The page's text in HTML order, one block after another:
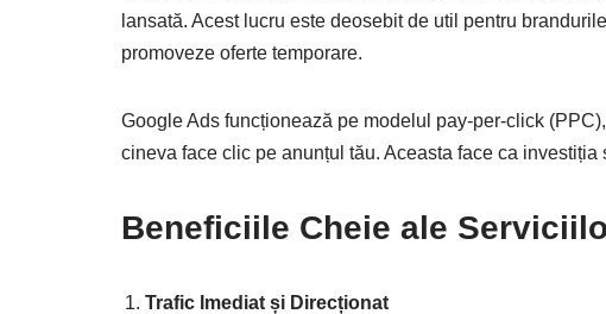
lansată. Acest lucru este deosebit de util pentru
promoveze oferte temporare.
Google Ads funcționează pe modelul pay-per-click
cineva face clic pe anunțul tău. Aceasta face ca
Beneficiile Cheie ale
Trafic Imediat și Direcționat